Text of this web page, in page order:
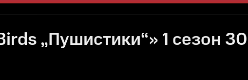
„Пушистики“» 1 сезон